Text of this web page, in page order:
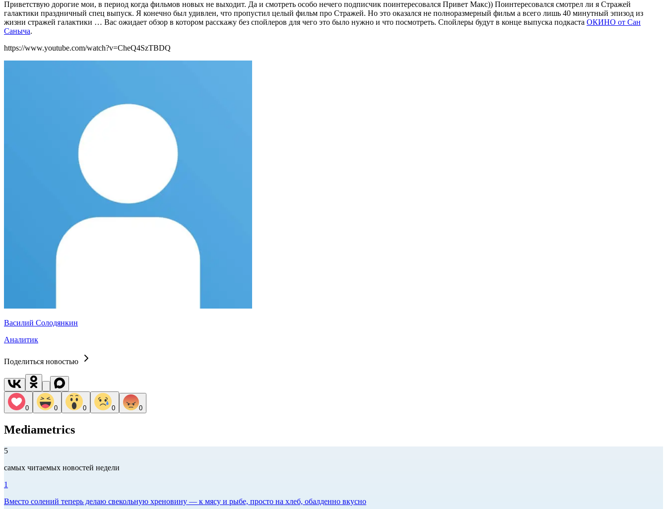
Приветствую дорогие мои, в период когда фильмов новых не выходит. Да и смотреть особо нечего подписчик поинтересовался Привет Макс)) Поинтересовался смотрел ли я Стражей
галактики праздничный спец выпуск. Я конечно был удивлен, что пропустил целый фильм про Стражей. Но это оказался не полноразмерный фильм а всего лишь 40 минутный эпизод из
жизни стражей галактики … Вас ожидает обзор в котором расскажу без спойлеров для чего это было нужно и что посмотреть. Спойлеры будут в конце выпуска подкаста ОКИНО от Сан
Саныча.
https://www.youtube.com/watch?v=CheQ4SzTBDQ
Василий Солодянкин
Аналитик
Поделиться новостью
0 0 0 0 0
Mediametrics
5
самых читаемых новостей недели
1
Вместо солений теперь делаю свекольную хреновину — к мясу и рыбе, просто на хлеб, обалденно вкусно